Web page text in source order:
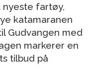
nyeste fartøy,
katamaranen
Gudvangen med
markerer en
tilbud på